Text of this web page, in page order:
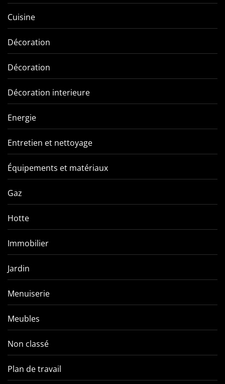
Cuisine
Décoration
Décoration
Décoration interieure
Energie
Entretien et nettoyage
Équipements et matériaux
Gaz
Hotte
Immobilier
Jardin
Menuiserie
Meubles
Non classé
Plan de travail